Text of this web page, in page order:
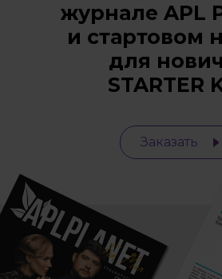
журнале APL
и стартовом
для
STARTER
Заказать